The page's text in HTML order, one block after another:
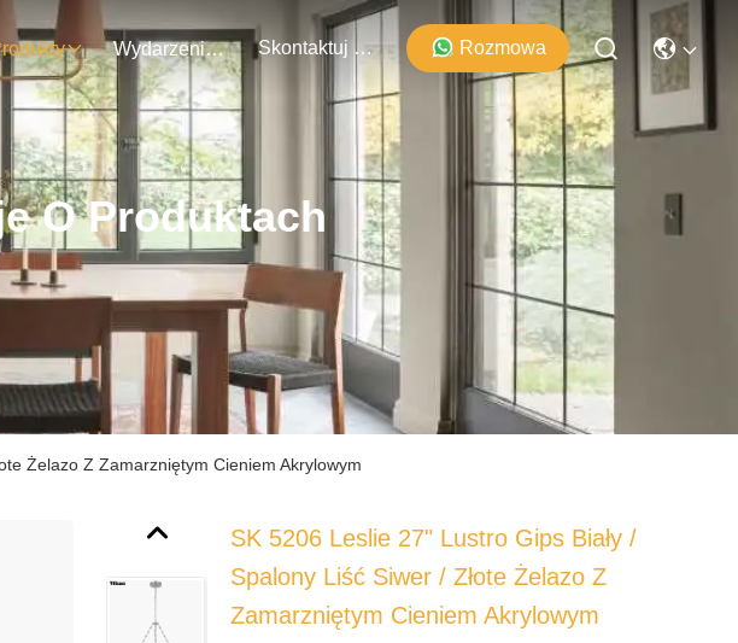
Wydarzenia Skontaktuj Się Z Nami Rozmowa
O Produktach
Żelazo Z Zamarzniętym Cieniem Akrylowym
SK 5206 Leslie 27" Lustro Gips Biały /
Spalony Liść Siwer / Złote Żelazo Z
Zamarzniętym Cieniem Akrylowym